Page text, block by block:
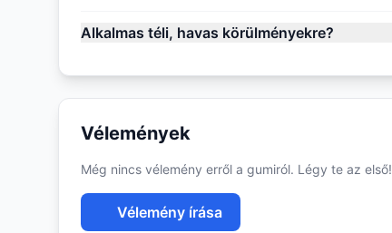
Alkalmas téli, havas körülményekre?
Vélemények
Még nincs vélemény erről a gumiról. Légy te az első!
Vélemény írása